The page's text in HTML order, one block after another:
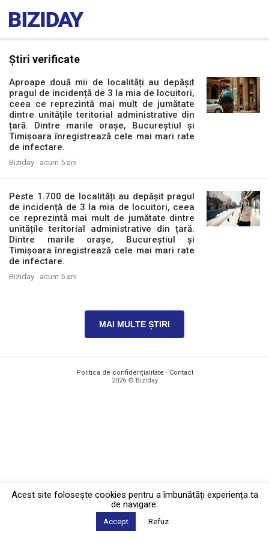
Știri verificate
Aproape două mii de localități au depășit
pragul de incidență de 3 la mia de locuitori,
ceea ce reprezintă mai mult de jumătate
dintre unitățile teritorial administrative din
țară. Dintre marile orașe, Bucureștiul și
Timișoara înregistrează cele mai mari rate
de infectare.
Biziday · acum 5 ani
Peste 1.700 de localități au depășit pragul
de incidență de 3 la mia de locuitori, ceea
ce reprezintă mai mult de jumătate dintre
unitățile teritorial administrative din țară.
Dintre marile orașe, Bucureștiul și
Timișoara înregistrează cele mai mari rate
de infectare.
Biziday · acum 5 ani
MAI MULTE ȘTIRI
Politica de confidențialitate · Contact
2026 © Biziday
Acest site foloseşte cookies pentru a îmbunătăți experiența ta
de navigare.
Accept Refuz